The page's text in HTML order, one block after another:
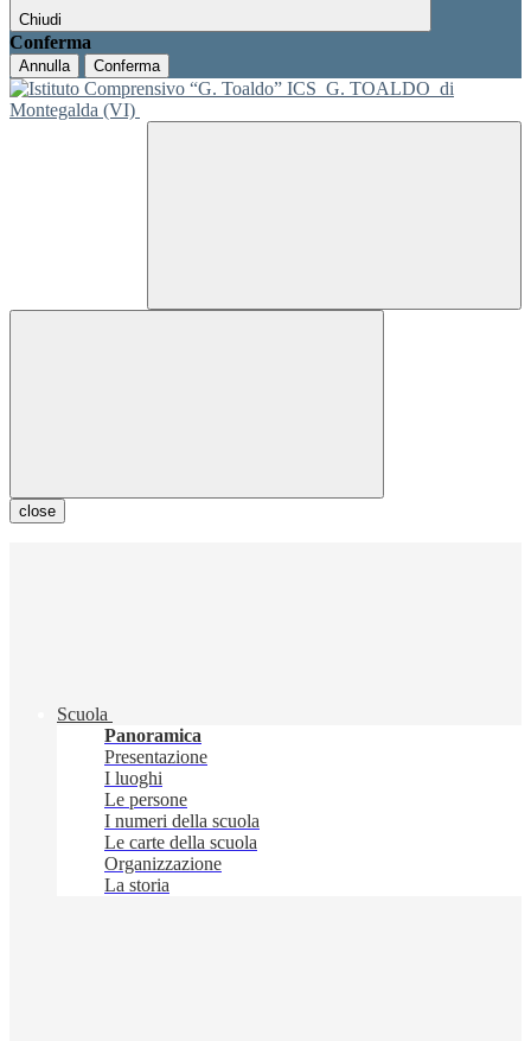
Chiudi
Conferma
Annulla Conferma
ICS G. TOALDO di
Montegalda (VI)
close
Scuola
Panoramica
Presentazione
I luoghi
Le persone
I numeri della scuola
Le carte della scuola
Organizzazione
La storia